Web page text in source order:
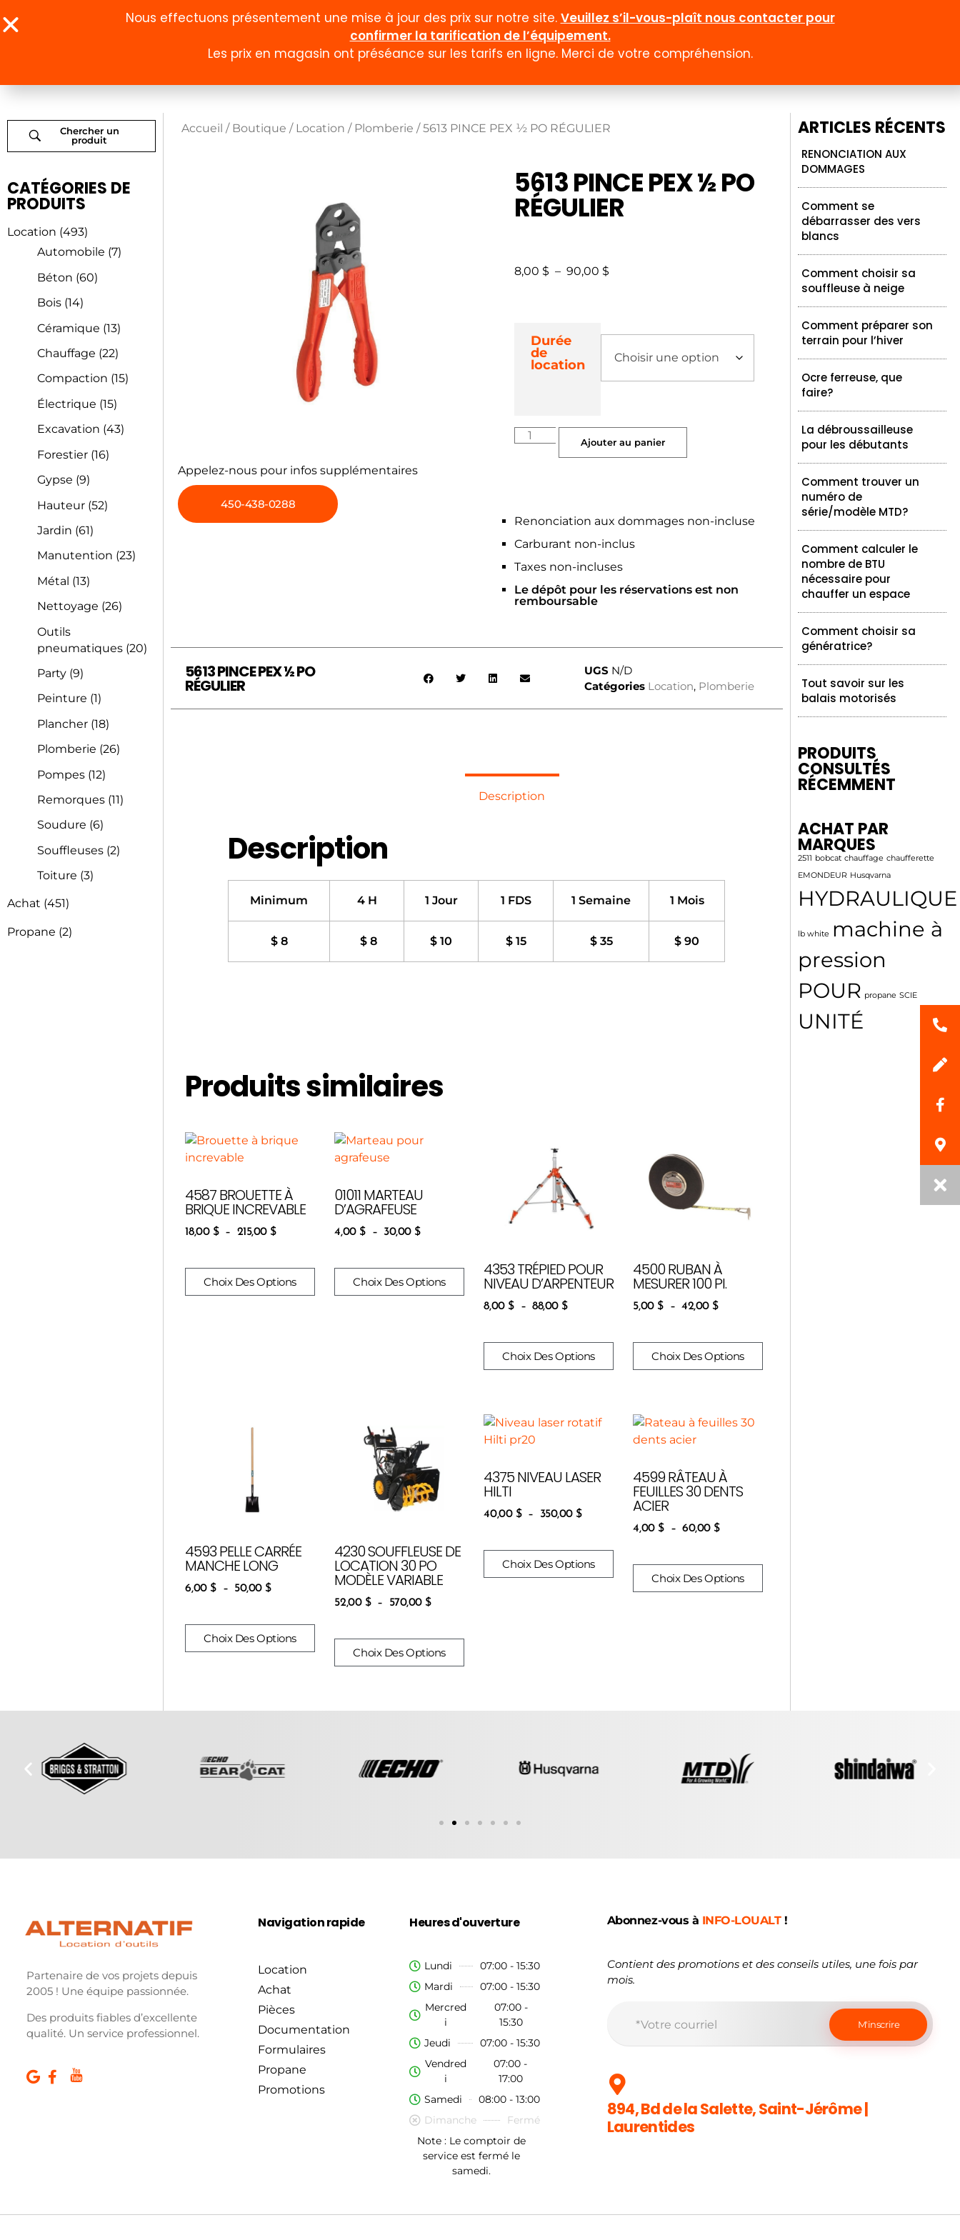
À propos Boutique Documentation Formulaires Promotion et rabais Emploi
Chercher un
produit
CATÉGORIES DE
PRODUITS
Location (493)
Automobile (7)
Béton (60)
Bois (14)
Céramique (13)
Chauffage (22)
Compaction (15)
Électrique (15)
Excavation (43)
Forestier (16)
Gypse (9)
Hauteur (52)
Jardin (61)
Manutention (23)
Métal (13)
Nettoyage (26)
Outils
pneumatiques (20)
Party (9)
Peinture (1)
Plancher (18)
Plomberie (26)
Pompes (12)
Remorques (11)
Soudure (6)
Souffleuses (2)
Toiture (3)
Achat (451)
Propane (2)
Accueil / Boutique / Location / Plomberie / 5613 PINCE PEX ½ PO RÉGULIER
Appelez-nous pour infos supplémentaires
450-438-0288
5613 PINCE PEX ½ PO
RÉGULIER
8,00 $ – 90,00 $
Durée
de
location
Ajouter au panier
Renonciation aux dommages non-incluse
Carburant non-inclus
Taxes non-incluses
Le dépôt pour les réservations est non
remboursable
5613 PINCE PEX ½ PO
RÉGULIER
UGS N/D
Catégories Location, Plomberie
Description
Description
Minimum 4 H 1 Jour 1 FDS 1 Semaine 1 Mois
$ 8 $ 8 $ 10 $ 15 $ 35 $ 90
Produits similaires
4587 BROUETTE À
BRIQUE INCREVABLE
18,00 $ – 215,00 $
Choix Des Options
01011 MARTEAU
D’AGRAFEUSE
4,00 $ – 30,00 $
Choix Des Options
4353 TRÉPIED POUR
NIVEAU D’ARPENTEUR
8,00 $ – 88,00 $
Choix Des Options
4500 RUBAN À
MESURER 100 PI.
5,00 $ – 42,00 $
Choix Des Options
4593 PELLE CARRÉE
MANCHE LONG
6,00 $ – 50,00 $
Choix Des Options
4230 SOUFFLEUSE DE
LOCATION 30 PO
MODÈLE VARIABLE
52,00 $ – 570,00 $
Choix Des Options
4375 NIVEAU LASER
HILTI
40,00 $ – 350,00 $
Choix Des Options
4599 RÂTEAU À
FEUILLES 30 DENTS
ACIER
4,00 $ – 60,00 $
Choix Des Options
ARTICLES RÉCENTS
RENONCIATION AUX
DOMMAGES
Comment se
débarrasser des vers
blancs
Comment choisir sa
souffleuse à neige
Comment préparer son
terrain pour l’hiver
Ocre ferreuse, que
faire?
La débroussailleuse
pour les débutants
Comment trouver un
numéro de
série/modèle MTD?
Comment calculer le
nombre de BTU
nécessaire pour
chauffer un espace
Comment choisir sa
génératrice?
Tout savoir sur les
balais motorisés
PRODUITS
CONSULTÉS
RÉCEMMENT
ACHAT PAR
MARQUES
2511 bobcat chauffage chaufferette
EMONDEUR Husqvarna
HYDRAULIQUE
lb white machine à
pression
POUR propane SCIE
UNITÉ
Partenaire de vos projets depuis
2005 ! Une équipe passionnée.
Des produits fiables d’excellente
qualité. Un service professionnel.
Navigation rapide
Location
Achat
Pièces
Documentation
Formulaires
Propane
Promotions
Heures d'ouverture
Lundi
07:00 - 15:30
Mardi
07:00 - 15:30
Mercred
i
07:00 -
15:30
Jeudi
07:00 - 15:30
Vendred
i
07:00 -
17:00
Samedi
08:00 - 13:00
Dimanche
Fermé
Note : Le comptoir de
service est fermé le
samedi.
Abonnez-vous à INFO-LOUALT !
Contient des promotions et des conseils utiles, une fois par
mois.
894, Bd de la Salette, Saint-Jérôme |
Laurentides
Nous effectuons présentement une mise à jour des prix sur notre site. Veuillez s’il-vous-plaît nous contacter pour
confirmer la tarification de l’équipement.
Les prix en magasin ont préséance sur les tarifs en ligne. Merci de votre compréhension.